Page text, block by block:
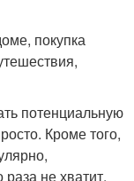
покупка
потенциальную
Кроме того,
не хватит,